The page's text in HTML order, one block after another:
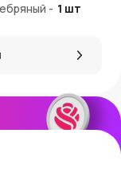
с
сразу
форму и
интернет-
- 1 шт